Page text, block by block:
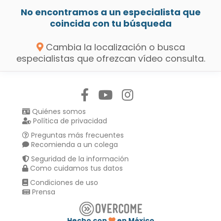
No encontramos a un especialista que
coincida con tu búsqueda
Cambia la localización o busca
especialistas que ofrezcan vídeo consulta.
Quiénes somos
Política de privacidad
Preguntas más frecuentes
Recomienda a un colega
Seguridad de la información
Como cuidamos tus datos
Condiciones de uso
Prensa